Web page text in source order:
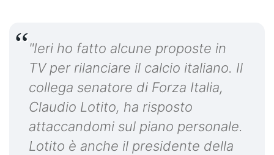
"Ieri ho fatto alcune proposte in
TV per rilanciare il calcio italiano. Il
collega senatore di Forza Italia,
Claudio Lotito, ha risposto
attaccandomi sul piano personale.
Lotito è anche il presidente della